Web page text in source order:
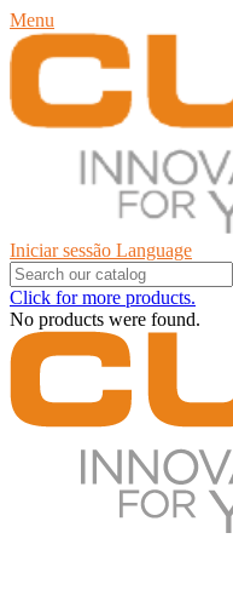
Menu
Iniciar sessão Language
Click for more products.
No products were found.